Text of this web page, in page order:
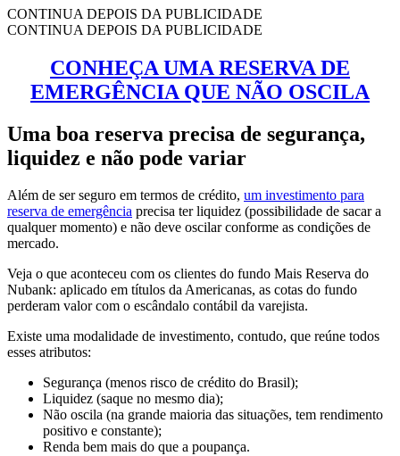
CONTINUA DEPOIS DA PUBLICIDADE
CONTINUA DEPOIS DA PUBLICIDADE
CONHEÇA UMA RESERVA DE
EMERGÊNCIA QUE NÃO OSCILA
Uma boa reserva precisa de segurança,
liquidez e não pode variar
Além de ser seguro em termos de crédito, um investimento para
reserva de emergência precisa ter liquidez (possibilidade de sacar a
qualquer momento) e não deve oscilar conforme as condições de
mercado.
Veja o que aconteceu com os clientes do fundo Mais Reserva do
Nubank: aplicado em títulos da Americanas, as cotas do fundo
perderam valor com o escândalo contábil da varejista.
Existe uma modalidade de investimento, contudo, que reúne todos
esses atributos:
Segurança (menos risco de crédito do Brasil);
Liquidez (saque no mesmo dia);
Não oscila (na grande maioria das situações, tem rendimento
positivo e constante);
Renda bem mais do que a poupança.